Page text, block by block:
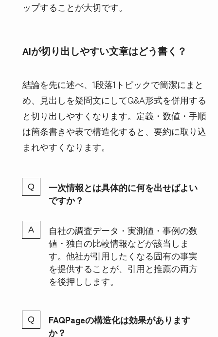
ップすることが大切です。
AIが切り出しやすい文章はどう書く？
結論を先に述べ、1段落1トピックで簡潔にまと
め、見出しを疑問文にしてQ&A形式を併用する
と切り出しやすくなります。定義・数値・手順
は箇条書きや表で構造化すると、要約に取り込
まれやすくなります。
一次情報とは具体的に何を出せばよい
ですか？
自社の調査データ・実測値・事例の数
値・独自の比較情報などが該当しま
す。他社が引用したくなる固有の事実
を提供することが、引用と推薦の両方
を後押しします。
FAQPageの構造化は効果があります
か？